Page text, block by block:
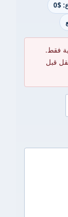
$0
فقط.
قبل